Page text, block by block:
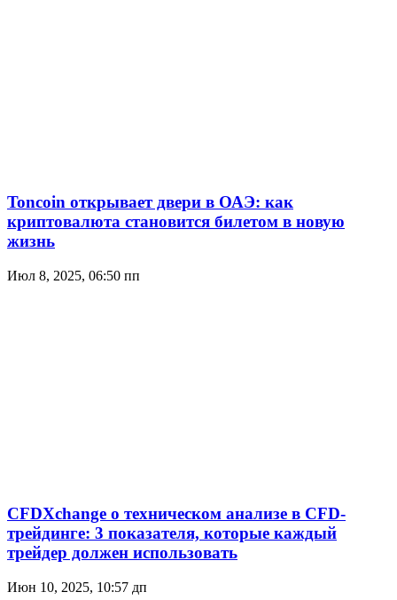
Toncoin открывает двери в ОАЭ: как
криптовалюта становится билетом в новую
жизнь
Июл 8, 2025, 06:50 пп
CFDXchange о техническом анализе в CFD-
трейдинге: 3 показателя, которые каждый
трейдер должен использовать
Июн 10, 2025, 10:57 дп